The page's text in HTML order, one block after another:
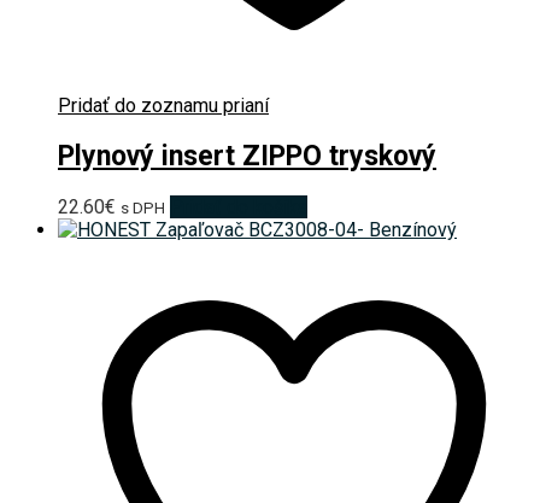
Pridať do zoznamu prianí
Plynový insert ZIPPO tryskový
22.60€ s DPH